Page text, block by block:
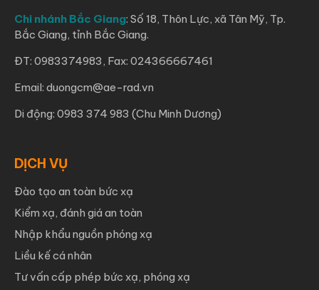
Chi nhánh Bắc Giang: Số 18, Thôn Lực, xã Tân Mỹ, Tp.
Bắc Giang, tỉnh Bắc Giang.
ĐT: 0983374983, Fax: 024366667461
Email: duongcm@ae-rad.vn
Di động: 0983 374 983 (Chu Minh Dương)
DỊCH VỤ
Đào tạo an toàn bức xạ
Kiểm xạ, đánh giá an toàn
Nhập khẩu nguồn phóng xạ
Liều kế cá nhân
Tư vấn cấp phép bức xạ, phóng xạ